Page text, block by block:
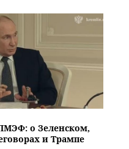
о Зеленском,
и Трампе